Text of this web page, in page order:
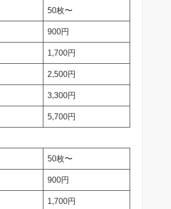
50枚〜
900円
1,700円
2,500円
3,300円
5,700円
50枚〜
900円
1,700円